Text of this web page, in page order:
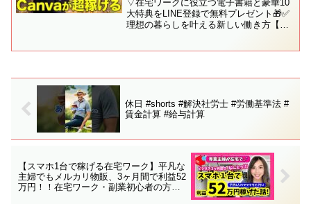
▽在宅ワークに役立つ電子書籍と豪華10
大特典をLINE登録で無料プレゼント🎁✅
理想の暮らしを叶える新しい働き方【電
休日 #shorts #解決社労士 #労働基準法 #
賃金計算 #給与計算
【スマホ1台で稼げる在宅ワーク】平凡な
主婦でもメルカリ物販、3ヶ月間で利益52
万円！！在宅ワーク・副業初心者の方必